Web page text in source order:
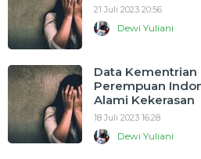
21 Juli 2023 20:56
Dewi Yuliani
Data Kementrian
Perempuan
Alami Kekerasan
18 Juli 2023 16:28
Dewi Yuliani